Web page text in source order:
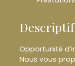
Opportunité
Nous vous